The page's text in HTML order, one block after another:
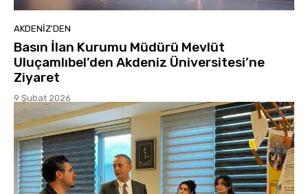
AKDENIZ'DEN
Basın İlan Kurumu Müdürü Mevlüt
Uluçamlıbel’den Akdeniz Üniversitesi’ne
Ziyaret
9 Şubat 2026